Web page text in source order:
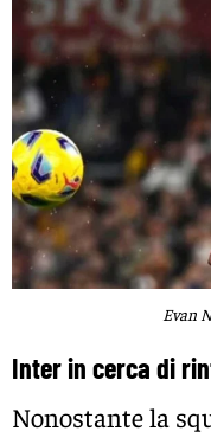
Evan
Inter in cerca di
Nonostante la